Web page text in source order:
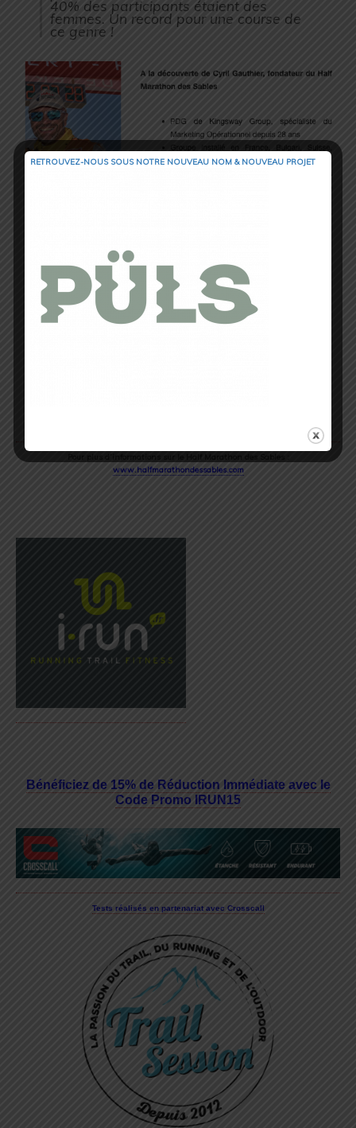
40% des participants étaient des
femmes. Un record pour une course de
ce genre !
www.halfmarathondessables.com
Bénéficiez de 15% de Réduction Immédiate avec le
Code Promo IRUN15
Tests réalisés en partenariat avec Crosscall
RETROUVEZ-NOUS SOUS NOTRE NOUVEAU NOM & NOUVEAU PROJET